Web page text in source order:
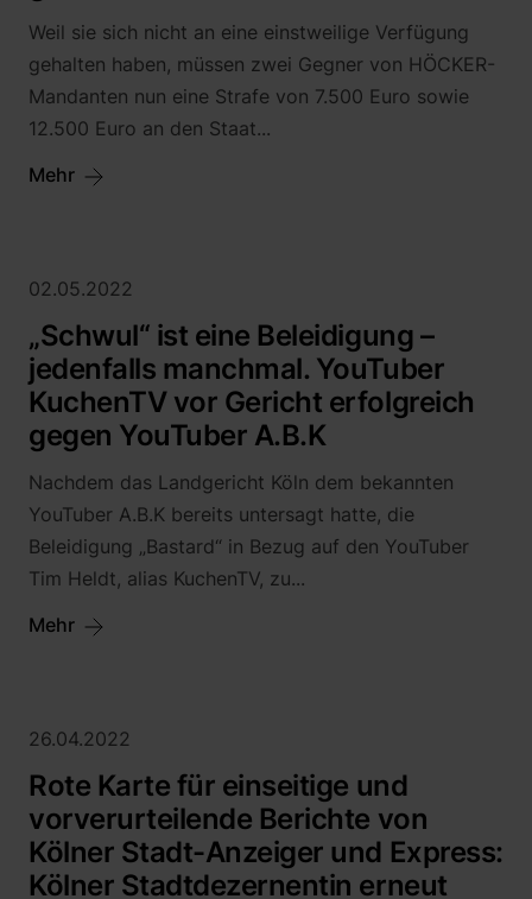
Alice Haag
Martin Neu, LL.M. (Exeter)
Sebastian Saar
Rafael Sarlak
Katharina Leye
Weil sie sich nicht an eine einstweilige Verfügung
gehalten haben, müssen zwei Gegner von HÖCKER-
Mandanten nun eine Strafe von 7.500 Euro sowie
12.500 Euro an den Staat...
Mehr
02.05.2022
„Schwul“ ist eine Beleidigung –
jedenfalls manchmal. YouTuber
KuchenTV vor Gericht erfolgreich
gegen YouTuber A.B.K
Nachdem das Landgericht Köln dem bekannten
YouTuber A.B.K bereits untersagt hatte, die
Beleidigung „Bastard“ in Bezug auf den YouTuber
Tim Heldt, alias KuchenTV, zu...
Mehr
26.04.2022
Rote Karte für einseitige und
vorverurteilende Berichte von
Kölner Stadt-Anzeiger und Express:
Kölner Stadtdezernentin erneut